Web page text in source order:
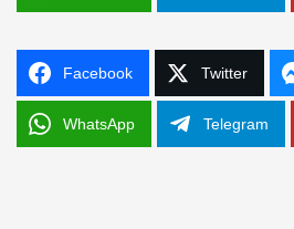
Facebook Twitter
WhatsApp Telegram